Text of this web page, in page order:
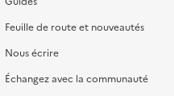
Feuille de route et nouveautés
Nous écrire
Échangez avec la communauté